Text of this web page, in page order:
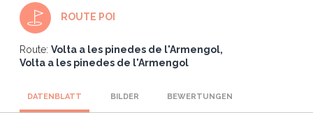
ROUTE POI
Route: Volta a les pinedes de l'Armengol
Volta a les pinedes de l'Armengol
DATENBLATT BILDER BEWERTUNGEN